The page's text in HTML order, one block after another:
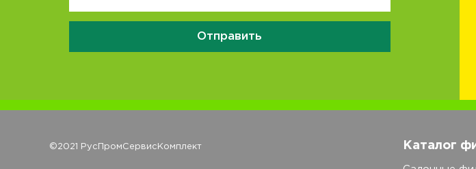
Отправить
©2021 РусПромСервисКомплект Каталог